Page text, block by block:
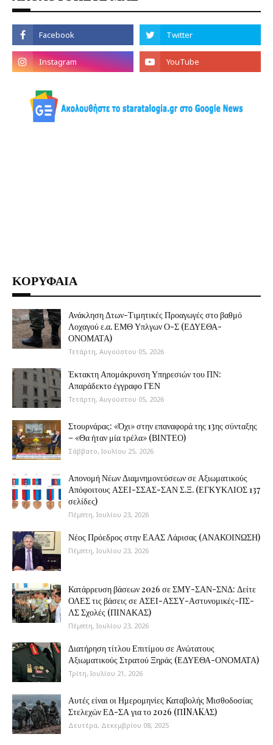
ΚΟΡΥΦΑΙΑ
Ανάκληση Δτων-Τιμητικές Προαγωγές στο βαθμό
Λοχαγού ε.α. ΕΜΘ Υπλγων Ο-Σ (ΕΔΥΕΘΑ-
ΟΝΟΜΑΤΑ)
Τετάρτη, Αυγούστου 05, 2026
Έκτακτη Απομάκρυνση Υπηρεσιών του ΠΝ:
Απαράδεκτο έγγραφο ΓΕΝ
Τετάρτη, Αυγούστου 05, 2026
Στουρνάρας: «Όχι» στην επαναφορά της 13ης σύνταξης
– «Θα ήταν μία τρέλα» (ΒΙΝΤΕΟ)
Σάββατο, Ιουλίου 25, 2026
Απονομή Νέων Διαμνημονεύσεων σε Αξιωματικούς
Απόφοιτους ΑΣΕΙ-ΣΣΑΣ-ΣΑΝ Σ.Ξ. (ΕΓΚΥΚΛΙΟΣ 137
σελίδες)
Πέμπτη, Ιουλίου 23, 2026
Νέος Πρόεδρος στην ΕΑΑΣ Λάρισας (ΑΝΑΚΟΙΝΩΣΗ)
Πέμπτη, Ιουλίου 23, 2026
Κατάρρευση βάσεων 2026 σε ΣΜΥ-ΣΑΝ-ΣΝΔ: Δείτε
ΟΛΕΣ τις βάσεις σε ΑΣΕΙ-ΑΣΣΥ-Αστυνομικές-ΠΣ-
ΛΣ Σχολές (ΠΙΝΑΚΑΣ)
Πέμπτη, Ιουλίου 23, 2026
Διατήρηση τίτλου Επιτίμου σε Ανώτατους
Αξιωματικούς Στρατού Ξηράς (ΕΔΥΕΘΑ-ΟΝΟΜΑΤΑ)
Τρίτη, Ιουλίου 21, 2026
Αυτές είναι οι Ημερομηνίες Καταβολής Μισθοδοσίας
Στελεχών ΕΔ-ΣΑ για το 2026 (ΠINAKAΣ)
Δευτέρα, Δεκεμβρίου 08, 2025